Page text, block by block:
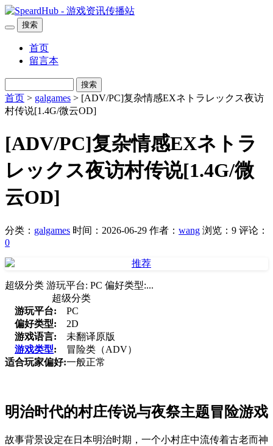
搜索
首页
留言本
搜索
首页 > galgames > [ADV/PC]复杂情感EXネトラレックス夜访
村传说[1.4G/微云OD]
[ADV/PC]复杂情感EXネトラ
レックス夜访村传说[1.4G/微
云OD]
分类： galgames 时间：2026-06-29 作者： wang 浏览：9 评论：
0
超级分类 游玩平台: PC 偏好类型:...
超级分类
游玩平台:
PC
偏好类型:
2D
游戏语言:
未翻译原版
游戏类型:
冒险类（ADV）
适合玩家偏好:一般正常
明治时代的村庄传说与夜祭主题冒险游戏
故事背景设定在日本明治时期，一个小村庄中流传着古老而神